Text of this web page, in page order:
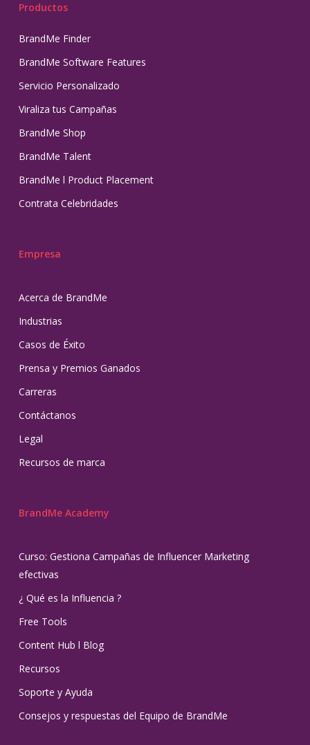
Productos
BrandMe Finder
BrandMe Software Features
Servicio Personalizado
Viraliza tus Campañas
BrandMe Shop
BrandMe Talent
BrandMe l Product Placement
Contrata Celebridades
Empresa
Acerca de BrandMe
Industrias
Casos de Éxito
Prensa y Premios Ganados
Carreras
Contáctanos
Legal
Recursos de marca
BrandMe Academy
Curso: Gestiona Campañas de Influencer Marketing
efectivas
¿ Qué es la Influencia ?
Free Tools
Content Hub l Blog
Recursos
Soporte y Ayuda
Consejos y respuestas del Equipo de BrandMe